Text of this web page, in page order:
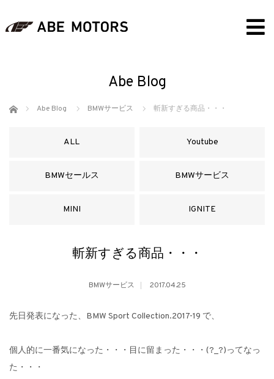
Abe Blog
ホーム Abe Blog BMWサービス 斬新すぎる商品・・・
ALL Youtube
BMWセールス BMWサービス
MINI IGNITE
斬新すぎる商品・・・
BMWサービス 2017.04.25
先日発表になった、BMW Sport Collection.2017-19 で、
個人的に一番気になった・・・目に留まった・・・(?_?)ってなっ
た・・・